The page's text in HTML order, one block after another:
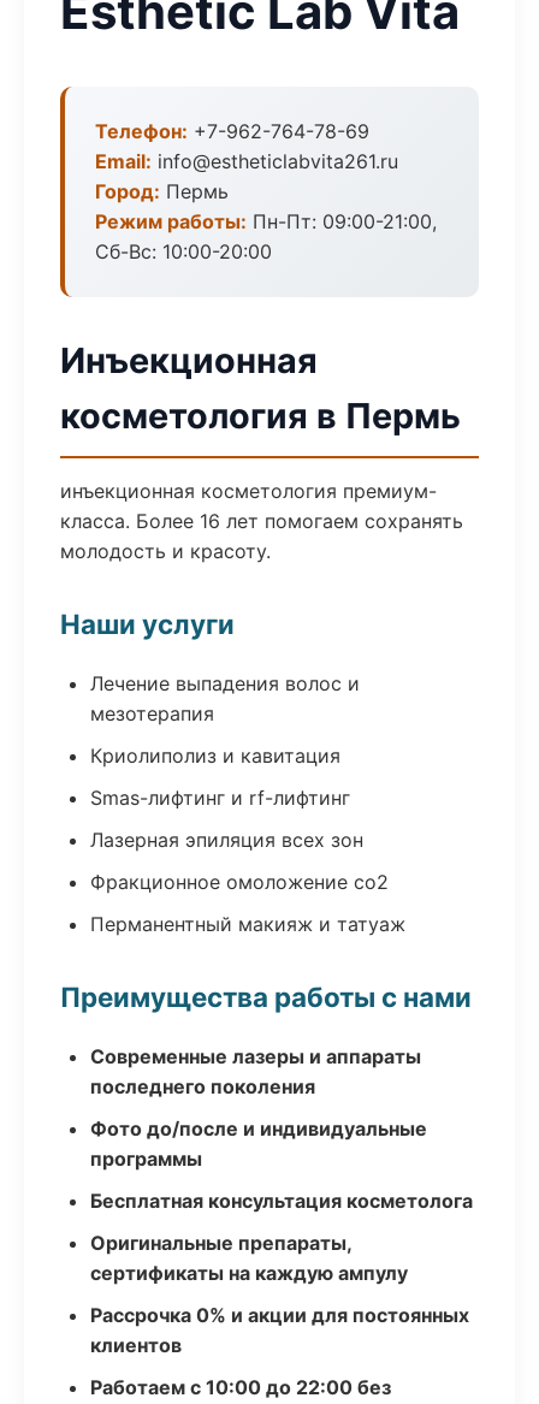
Телефон: +7-962-764-78-69
Email: info@estheticlabvita261.ru
Город: Пермь
Режим работы: Пн-Пт: 09:00-21:00,
Сб-Вс: 10:00-20:00
Инъекционная
косметология в Пермь
инъекционная косметология премиум-
класса. Более 16 лет помогаем сохранять
молодость и красоту.
Наши услуги
Лечение выпадения волос и
мезотерапия
Криолиполиз и кавитация
Smas-лифтинг и rf-лифтинг
Лазерная эпиляция всех зон
Фракционное омоложение co2
Перманентный макияж и татуаж
Преимущества работы с нами
Современные лазеры и аппараты
последнего поколения
Фото до/после и индивидуальные
программы
Бесплатная консультация косметолога
Оригинальные препараты,
сертификаты на каждую ампулу
Рассрочка 0% и акции для постоянных
клиентов
Работаем с 10:00 до 22:00 без